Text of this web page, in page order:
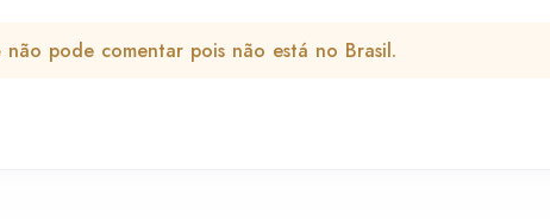
não pode comentar pois não está no Brasil.